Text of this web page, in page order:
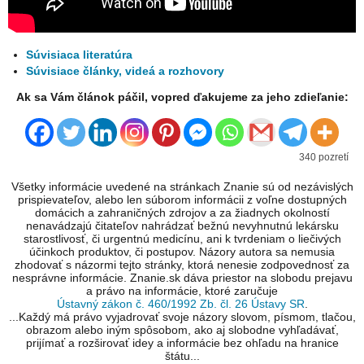
Súvisiaca literatúra
Súvisiace články, videá a rozhovory
Ak sa Vám článok páčil, vopred ďakujeme za jeho zdieľanie:
340 pozretí
Všetky informácie uvedené na stránkach Znanie sú od nezávislých
prispievateľov, alebo len súborom informácii z voľne dostupných
domácich a zahraničných zdrojov a za žiadnych okolností
nenavádzajú čitateľov nahrádzať bežnú nevyhnutnú lekársku
starostlivosť, či urgentnú medicínu, ani k tvrdeniam o liečivých
účinkoch produktov, či postupov. Názory autora sa nemusia
zhodovať s názormi tejto stránky, ktorá nenesie zodpovednosť za
nesprávne informácie. Znanie.sk dáva priestor na slobodu prejavu
a právo na informácie, ktoré zaručuje
Ústavný zákon č. 460/1992 Zb. čl. 26 Ústavy SR
...Každý má právo vyjadrovať svoje názory slovom, písmom, tlačou,
obrazom alebo iným spôsobom, ako aj slobodne vyhľadávať,
prijímať a rozširovať idey a informácie bez ohľadu na hranice
štátu...